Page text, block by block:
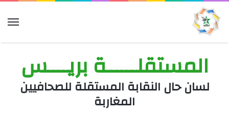
المستقلــــــة بريــــس
لسان حال النقابة المستقلة للصحافيين
المغاربة